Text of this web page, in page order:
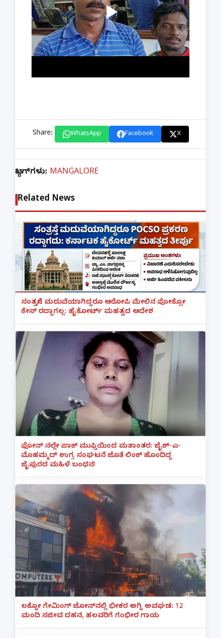
Share: WhatsApp Facebook X
ಟ್ಯಾಗ್‌ಗಳು: MANGALORE
Related News
ಸಂತ್ರಸ್ತೆಗೆ ಮದುವೆಯಾಗಿದ್ದರೂ ಆರೋಪಿ ಮೇಲಿನ ಪೋಕ್ಸೋ
ಕೇಸ್ ರದ್ದಾಗಲ್ಲ: ಹೈಕೋರ್ಟ್ ಮಹತ್ವದ ಆದೇಶ
ಫೋನ್ ನಲ್ಲೇ ಪಾಕ್ ಮುಫ್ತಿಯಿಂದ ಮತಾಂತರ: ಜೈಶ್-ಎ-
ಮೊಹಮ್ಮದ್ ಉಗ್ರ ಸಂಘಟನೆ ಜೊತೆ ಲಿಂಕ್ ಹೊಂದಿದ್ದ
ಜೈಪುರದ ಮಹಿಳೆ ಬಂಧನ!
ಲಕ್ನೋ ಗೇಮಿಂಗ್ ಜೋನ್‌ನಲ್ಲಿ ಭೀಕರ ಅಗ್ನಿ ಅವಘಡ: 12
ಮಂದಿ ಸಜೀವ ದಹನ, ಹಲವರಿಗೆ ಗಂಭೀರ ಗಾಯ